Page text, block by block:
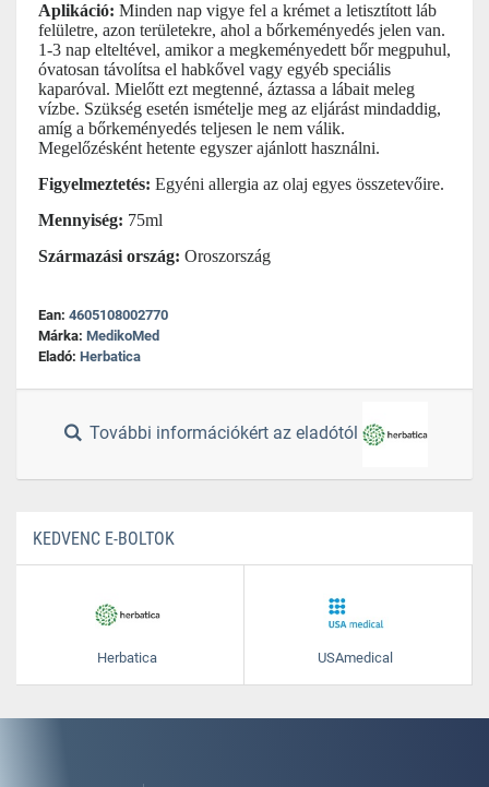
Aplikáció: Minden nap vigye fel a krémet a letisztított láb
felületre, azon területekre, ahol a bőrkeményedés jelen van.
1-3 nap elteltével, amikor a megkeményedett bőr megpuhul,
óvatosan távolítsa el habkővel vagy egyéb speciális
kaparóval. Mielőtt ezt megtenné, áztassa a lábait meleg
vízbe. Szükség esetén ismételje meg az eljárást mindaddig,
amíg a bőrkeményedés teljesen le nem válik.
Megelőzésként hetente egyszer ajánlott használni.
Figyelmeztetés: Egyéni allergia az olaj egyes összetevőire.
Mennyiség: 75ml
Származási ország: Oroszország
Ean: 4605108002770
Márka: MedikoMed
Eladó: Herbatica
További információkért az eladótól
KEDVENC E-BOLTOK
Herbatica USAmedical